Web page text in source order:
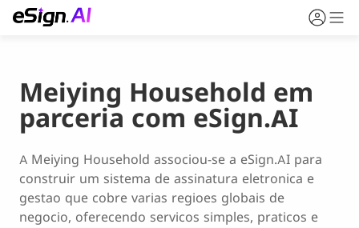
Meiying Household em
parceria com eSign.AI
A Meiying Household associou-se a eSign.AI para
construir um sistema de assinatura eletronica e
gestao que cobre varias regioes globais de
negocio, oferecendo servicos simples, praticos e